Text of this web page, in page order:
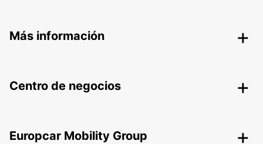
Más información
Centro de negocios
Europcar Mobility Group